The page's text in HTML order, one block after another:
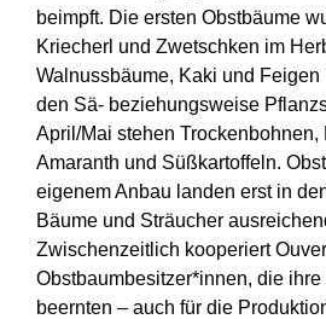
beimpft. Die ersten Obstbäume
Kriecherl und Zwetschken im
Walnussbäume, Kaki und Feigen
den Sä- beziehungsweise
April/Mai stehen Trockenbohnen,
Amaranth und Süßkartoffeln.
eigenem Anbau landen erst in
Bäume und Sträucher
Zwischenzeitlich kooperiert
Obstbaumbesitzer*innen, die
beernten – auch für die